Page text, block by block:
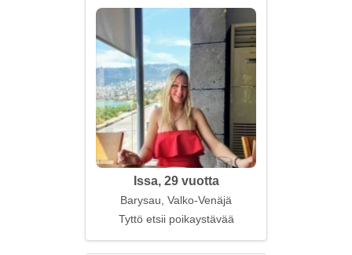
Issa, 29 vuotta
Barysau, Valko-Venäjä
Tyttö etsii poikaystävää